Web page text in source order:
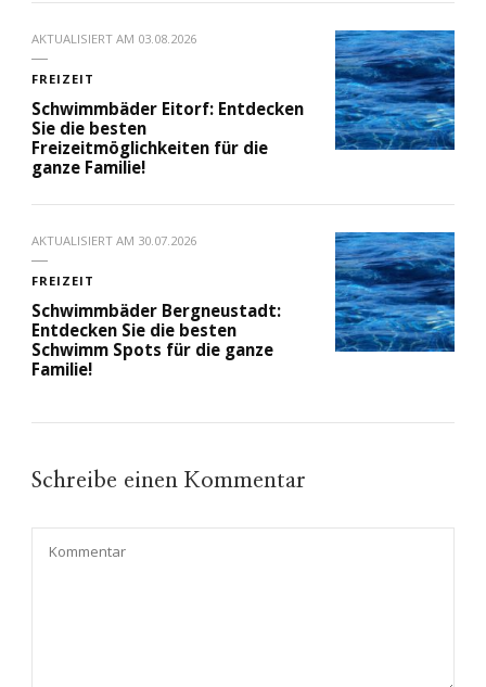
AKTUALISIERT AM 03.08.2026
FREIZEIT
Schwimmbäder Eitorf: Entdecken
Sie die besten
Freizeitmöglichkeiten für die
ganze Familie!
AKTUALISIERT AM 30.07.2026
FREIZEIT
Schwimmbäder Bergneustadt:
Entdecken Sie die besten
Schwimm Spots für die ganze
Familie!
Schreibe einen Kommentar